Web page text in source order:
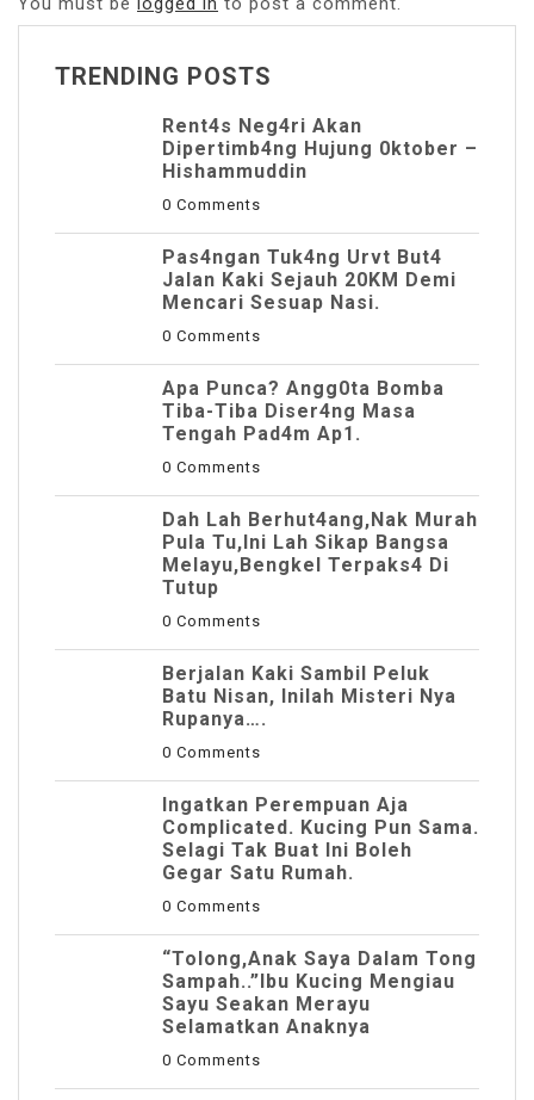
TRENDING POSTS
Rent4s Neg4ri Akan
Dipertimb4ng Hujung 0ktober –
Hishammuddin
0 Comments
Pas4ngan Tuk4ng Urvt But4
JaIan Kaki Sejauh 20KM Demi
Mencari Sesuap Nasi.
0 Comments
Apa Punca? Angg0ta Bomba
Tiba-Tiba Diser4ng Masa
Tengah Pad4m Ap1.
0 Comments
Dah Lah Berhut4ang,Nak Murah
Pula Tu,Ini Lah Sikap Bangsa
Melayu,Bengkel Terpaks4 Di
Tutup
0 Comments
Berjalan Kaki Sambil Peluk
Batu Nisan, Inilah Misteri Nya
Rupanya….
0 Comments
Ingatkan Perempuan Aja
Complicated. Kucing Pun Sama.
Selagi Tak Buat Ini Boleh
Gegar Satu Rumah.
0 Comments
“Tolong,Anak Saya Dalam Tong
Sampah..”Ibu Kucing Mengiau
Sayu Seakan Merayu
Selamatkan Anaknya
0 Comments